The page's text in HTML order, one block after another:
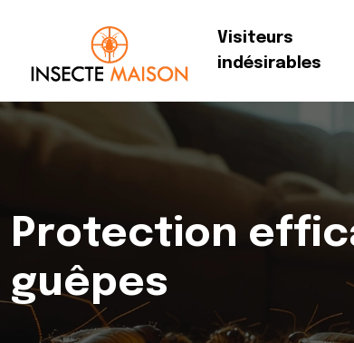
Visiteurs
indésirables
Protection
guêpes